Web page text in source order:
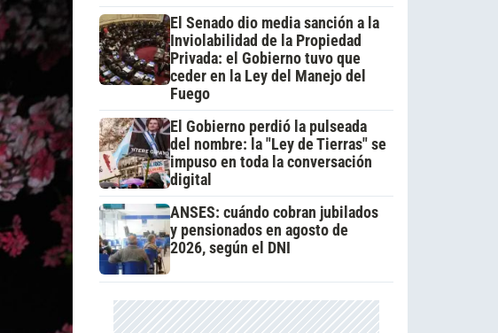
El Senado dio media sanción a la
Inviolabilidad de la Propiedad
Privada: el Gobierno tuvo que
ceder en la Ley del Manejo del
Fuego
El Gobierno perdió la pulseada
del nombre: la "Ley de Tierras" se
impuso en toda la conversación
digital
ANSES: cuándo cobran jubilados
y pensionados en agosto de
2026, según el DNI